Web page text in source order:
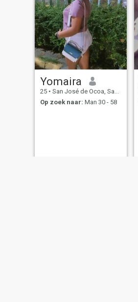
Yomaira
25 • San José de Ocoa, San José de Ocoa, Dominicaanse Rep.
Op zoek naar: Man 30 - 58